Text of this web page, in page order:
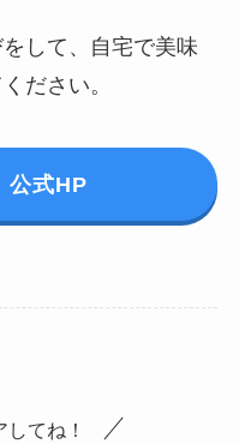
して、自宅で美味
ださい。
公式HP
てね！